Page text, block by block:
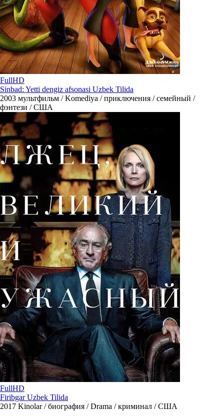
FullHD
Sinbad: Yetti dengiz afsonasi Uzbek Tilida
2003 мультфильм / Komediya / приключения / семейный /
фэнтези / США
FullHD
Firibgar Uzbek Tilida
2017 Kinolar / биография / Drama / криминал / США